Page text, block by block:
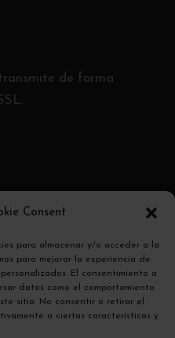
Consent
para almacenar y/o acceder a la
para mejorar la experiencia de
El consentimiento a
datos como el comportamiento
sitio. No consentir o retirar el
a ciertas características y
de forma
Uvibes
Urban Vibes